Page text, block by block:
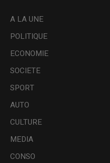
A LA UNE
POLITIQUE
ECONOMIE
SOCIETE
SPORT
AUTO
CULTURE
MEDIA
CONSO